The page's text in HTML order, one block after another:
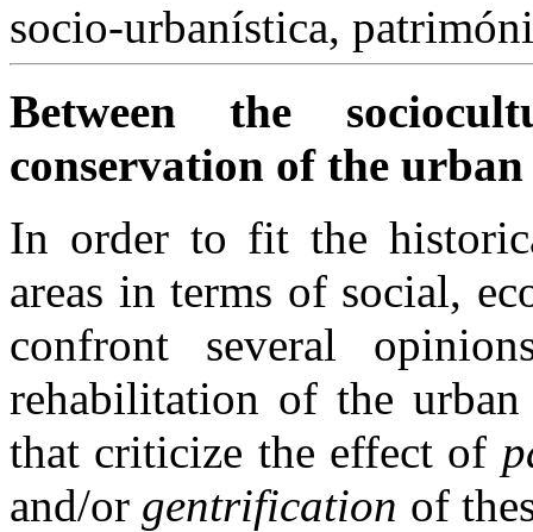
socio-urbanística,
Between the
conservation of the
In order to fit the
areas in terms of social,
confront several
rehabilitation of the
that criticize the effect of
and/or gentrification of